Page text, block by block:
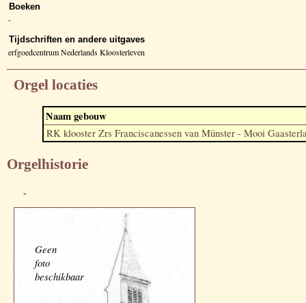
Boeken
-
Tijdschriften en andere uitgaves
erfgoedcentrum Nederlands Kloosterleven
Orgel locaties
Naam gebouw
RK klooster Zrs Franciscanessen van Münster - Mooi
Orgelhistorie
-
Geen
foto
beschikbaar